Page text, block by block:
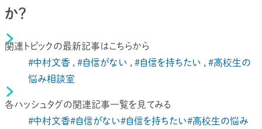
か？
関連トピックの最新記事はこちらから
#中村文香 , #自信がない , #自信を持ちたい , #高校生の
悩み相談室
各ハッシュタグの関連記事一覧を見てみる
#中村文香#自信がない#自信を持ちたい#高校生の悩み